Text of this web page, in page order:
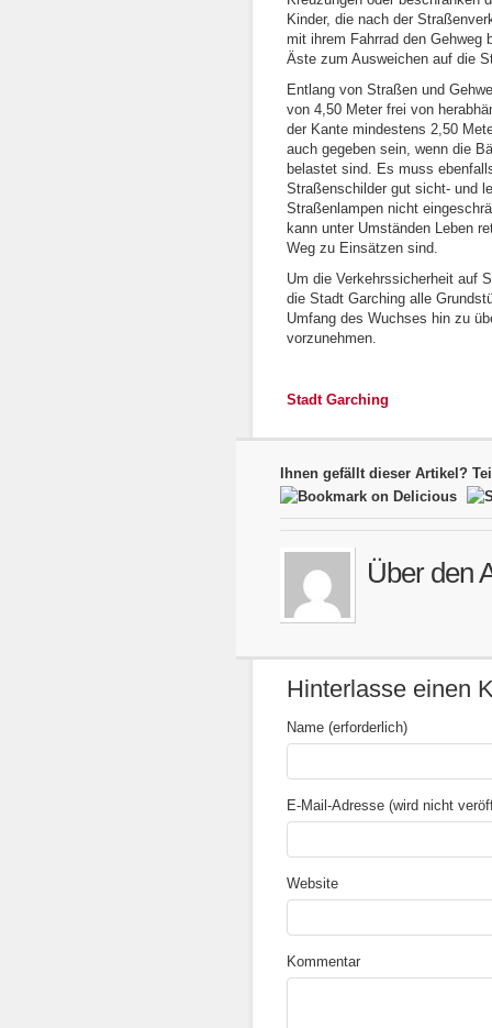
Kinder, die nach der
mit ihrem Fahrrad den Gehweg
Äste zum Ausweichen auf die
Entlang von Straßen und
von 4,50 Meter frei von
der Kante mindestens 2,50
auch gegeben sein, wenn die
belastet sind. Es muss
Straßenschilder gut sicht- und
Straßenlampen nicht
kann unter Umständen Leben
Weg zu Einsätzen sind.
Um die Verkehrssicherheit auf
die Stadt Garching alle
Umfang des Wuchses hin zu
vorzunehmen.
Stadt Garching
Ihnen gefällt dieser Artikel?
Über den
Hinterlasse einen
Name (erforderlich)
E-Mail-Adresse (wird nicht
Website
Kommentar